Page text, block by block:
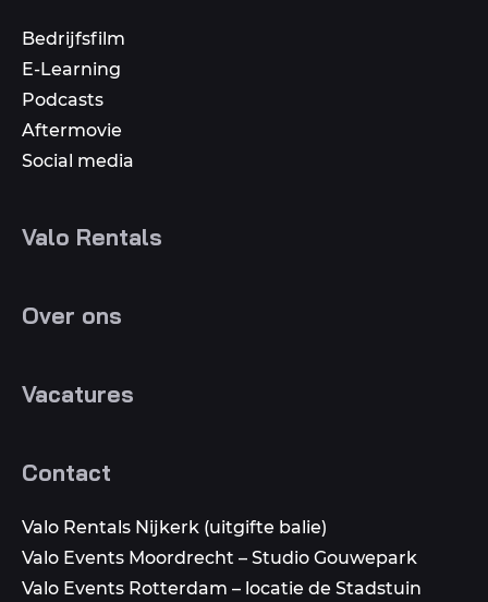
Bedrijfsfilm
E-Learning
Podcasts
Aftermovie
Social media
Valo Rentals
Over ons
Vacatures
Contact
Valo Rentals Nijkerk (uitgifte balie)
Valo Events Moordrecht – Studio Gouwepark
Valo Events Rotterdam – locatie de Stadstuin